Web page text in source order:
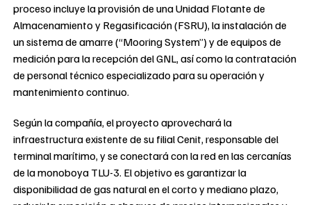
proceso incluye la provisión de una Unidad Flotante de
Almacenamiento y Regasificación (FSRU), la instalación de
un sistema de amarre (“Mooring System”) y de equipos de
medición para la recepción del GNL, así como la contratación
de personal técnico especializado para su operación y
mantenimiento continuo.
Según la compañía, el proyecto aprovechará la
infraestructura existente de su filial Cenit, responsable del
terminal marítimo, y se conectará con la red en las cercanías
de la monoboya TLU-3. El objetivo es garantizar la
disponibilidad de gas natural en el corto y mediano plazo,